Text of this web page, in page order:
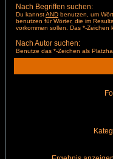
Nach Begriffen suchen:
Du kannstAND benutzen, um
benutzen für Wörter, die im
vorkommen sollen. Das *-Zeichen
Nach Autor suchen:
Benutze das *-Zeichen als